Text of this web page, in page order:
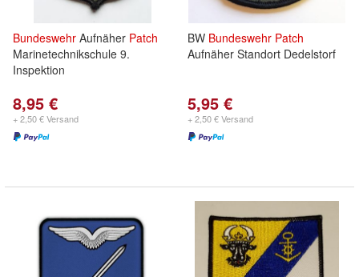
Bundeswehr Aufnäher Patch
Marinetechnikschule 9.
Inspektion
8,95 €
+ 2,50 € Versand
BW Bundeswehr Patch
Aufnäher Standort Dedelstorf
5,95 €
+ 2,50 € Versand